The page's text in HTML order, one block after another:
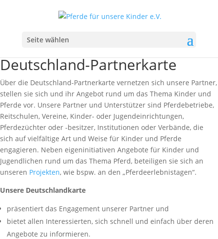
Seite wählen
Deutschland-Partnerkarte
Über die Deutschland-Partnerkarte vernetzen sich unsere Partner,
stellen sie sich und ihr Angebot rund um das Thema Kinder und
Pferde vor. Unsere Partner und Unterstützer sind Pferdebetriebe,
Reitschulen, Vereine, Kinder- oder Jugendeinrichtungen,
Pferdezüchter oder -besitzer, Institutionen oder Verbände, die
sich auf vielfältige Art und Weise für Kinder und Pferde
engagieren. Neben eigeninitiativen Angebote für Kinder und
Jugendlichen rund um das Thema Pferd, beteiligen sie sich an
unseren Projekten, wie bspw. an den „Pferdeerlebnistagen“.
Unsere Deutschlandkarte
präsentiert das Engagement unserer Partner und
bietet allen Interessierten, sich schnell und einfach über deren
Angebote zu informieren.